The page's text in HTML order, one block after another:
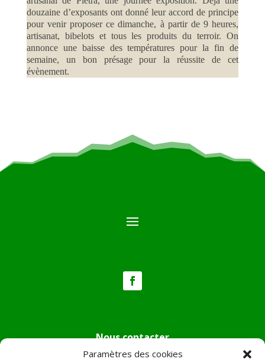
Paramètres des cookies
douzaine d’exposants ont donné leur accord de principe
pour venir proposer ce dimanche, à partir de 9 heures,
artisanat, bibelots et tous les produits du terroir. On
annonce une baisse des températures pour la fin de
semaine, un bon présage pour la réussite de cet
évènement.
Nous contacter
Tél :04.95.36.24.02